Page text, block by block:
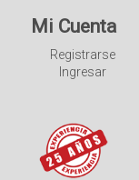
Mi Cuenta
Registrarse
Ingresar